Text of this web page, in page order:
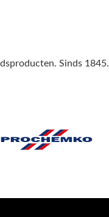
Sinds 1845.